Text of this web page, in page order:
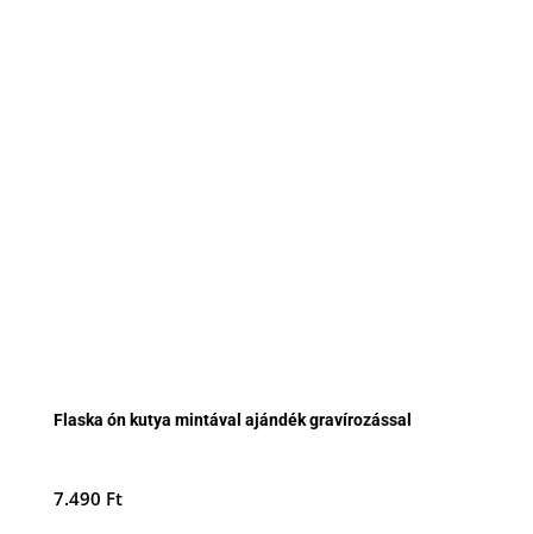
Flaska ón kutya mintával ajándék gravírozással
7.490 Ft